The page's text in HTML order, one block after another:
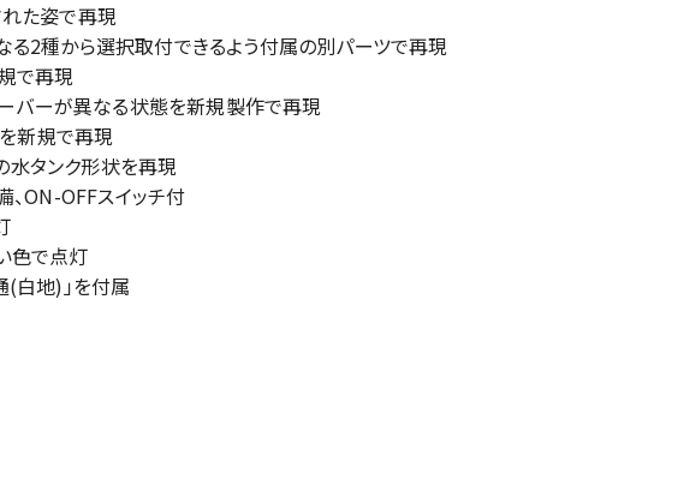
た姿で再現
2種から選択取付できるよう付属の別パーツで再現
で再現
バーが異なる状態を新規製作で再現
新規で再現
タンク形状を再現
ON-OFFスイッチ付
色で点灯
白地)」を付属